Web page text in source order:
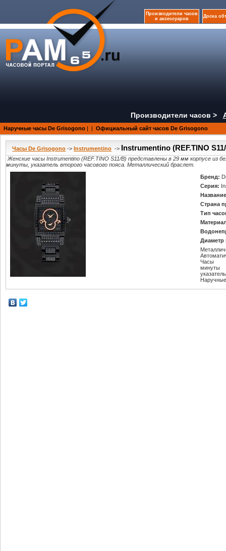
Производители часов
и аксессуаров
Доска
Производители часов >
Наручные часы De Grisogono | | Официальный сайт часов De Grisogono
Часы De Grisogono -> Instrumentino -> Instrumentino (REF.TINO
Женские часы Instrumentino (REF.TINO S11/B) представлены в 29 мм корпусе
минуты, указатель второго часового пояса. Металлический браслет.
Бренд:
Серия:
Страна
Тип
Диаметр
Часы
минуты